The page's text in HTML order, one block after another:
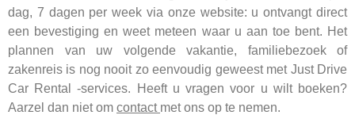
dag, 7 dagen per week via onze website: u ontvangt direct
een bevestiging en weet meteen waar u aan toe bent. Het
plannen van uw volgende vakantie, familiebezoek of
zakenreis is nog nooit zo eenvoudig geweest met Just Drive
Car Rental -services. Heeft u vragen voor u wilt boeken?
Aarzel dan niet om contact met ons op te nemen.